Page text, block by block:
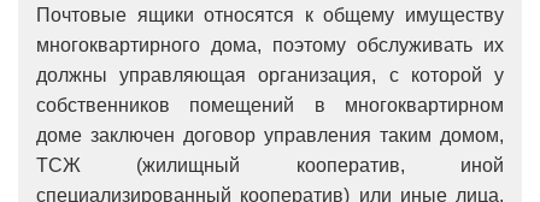
Почтовые ящики относятся к общему имуществу
многоквартирного дома, поэтому обслуживать их
должны управляющая организация, с которой у
собственников помещений в многоквартирном
доме заключен договор управления таким домом,
ТСЖ (жилищный кооператив, иной
специализированный кооператив) или иные лица,